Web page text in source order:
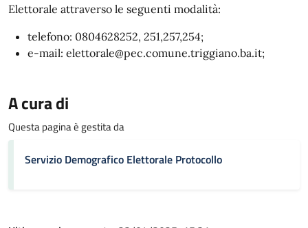
Elettorale attraverso le seguenti modalità:
telefono: 0804628252, 251,257,254;
e-mail: elettorale@pec.comune.triggiano.ba.it;
A cura di
Questa pagina è gestita da
Servizio Demografico Elettorale Protocollo